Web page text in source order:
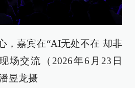
，嘉宾在“AI无处不在 却非
场交流（2026年6月23日
昱龙摄